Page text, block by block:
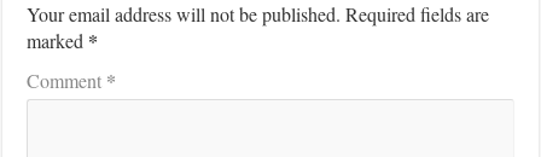
Your email address will not be published. Required fields are
marked *
Comment *